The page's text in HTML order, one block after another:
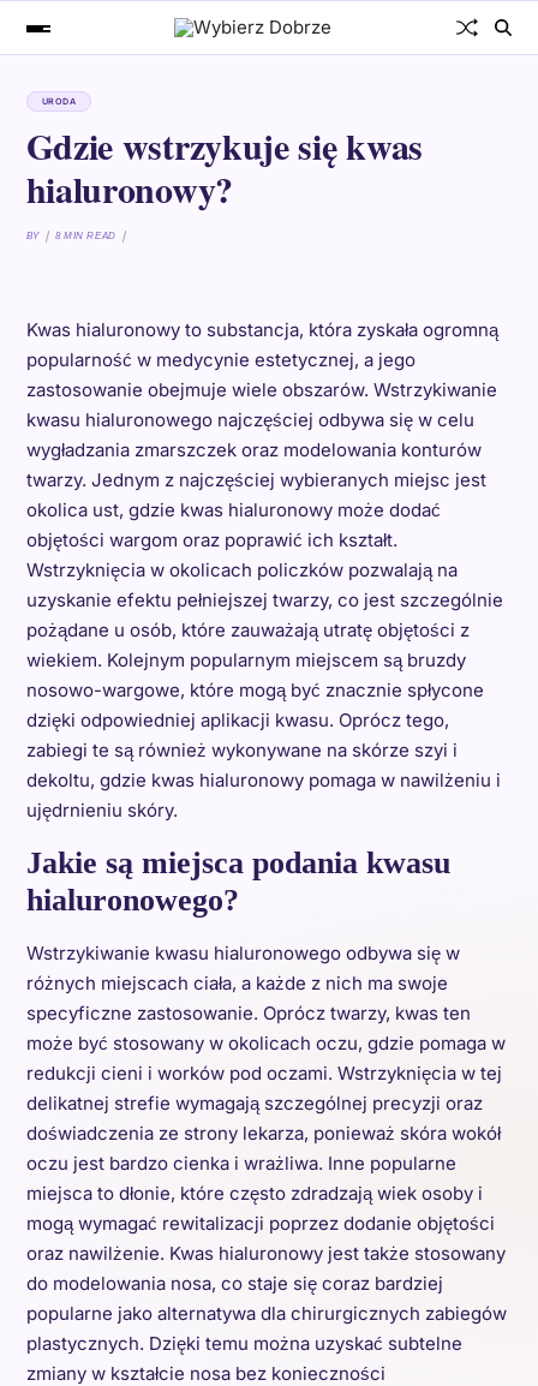
URODA
Gdzie wstrzykuje się kwas
hialuronowy?
BY 8 MIN READ
Kwas hialuronowy to substancja, która zyskała ogromną
popularność w medycynie estetycznej, a jego
zastosowanie obejmuje wiele obszarów. Wstrzykiwanie
kwasu hialuronowego najczęściej odbywa się w celu
wygładzania zmarszczek oraz modelowania konturów
twarzy. Jednym z najczęściej wybieranych miejsc jest
okolica ust, gdzie kwas hialuronowy może dodać
objętości wargom oraz poprawić ich kształt.
Wstrzyknięcia w okolicach policzków pozwalają na
uzyskanie efektu pełniejszej twarzy, co jest szczególnie
pożądane u osób, które zauważają utratę objętości z
wiekiem. Kolejnym popularnym miejscem są bruzdy
nosowo-wargowe, które mogą być znacznie spłycone
dzięki odpowiedniej aplikacji kwasu. Oprócz tego,
zabiegi te są również wykonywane na skórze szyi i
dekoltu, gdzie kwas hialuronowy pomaga w nawilżeniu i
ujędrnieniu skóry.
Jakie są miejsca podania kwasu
hialuronowego?
Wstrzykiwanie kwasu hialuronowego odbywa się w
różnych miejscach ciała, a każde z nich ma swoje
specyficzne zastosowanie. Oprócz twarzy, kwas ten
może być stosowany w okolicach oczu, gdzie pomaga w
redukcji cieni i worków pod oczami. Wstrzyknięcia w tej
delikatnej strefie wymagają szczególnej precyzji oraz
doświadczenia ze strony lekarza, ponieważ skóra wokół
oczu jest bardzo cienka i wrażliwa. Inne popularne
miejsca to dłonie, które często zdradzają wiek osoby i
mogą wymagać rewitalizacji poprzez dodanie objętości
oraz nawilżenie. Kwas hialuronowy jest także stosowany
do modelowania nosa, co staje się coraz bardziej
popularne jako alternatywa dla chirurgicznych zabiegów
plastycznych. Dzięki temu można uzyskać subtelne
zmiany w kształcie nosa bez konieczności